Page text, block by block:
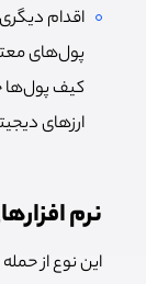
اقدام
پول‌های
کیف پول‌ها
ارزهای
نرم
این نوع از